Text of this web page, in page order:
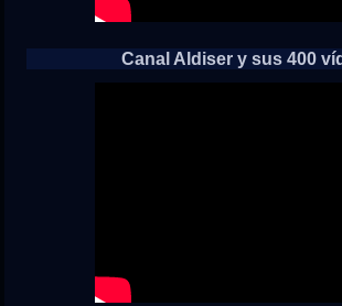
Canal Aldiser y sus 400